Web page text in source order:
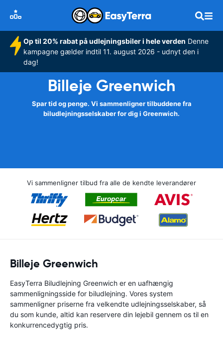
Op til 20% rabat på udlejningsbiler i hele verden Denne
kampagne gælder indtil 11. august 2026 - udnyt den i
dag!
Billeje Greenwich
Spar tid og penge. Vi sammenligner tilbuddene fra
biludlejningsselskaber for dig i Greenwich.
Vi sammenligner tilbud fra alle de kendte leverandører
Billeje Greenwich
EasyTerra Biludlejning Greenwich er en uafhængig
sammenligningsside for biludlejning. Vores system
sammenligner priserne fra velkendte udlejningsselskaber, så
du som kunde, altid kan reservere din lejebil gennem os til en
konkurrencedygtig pris.